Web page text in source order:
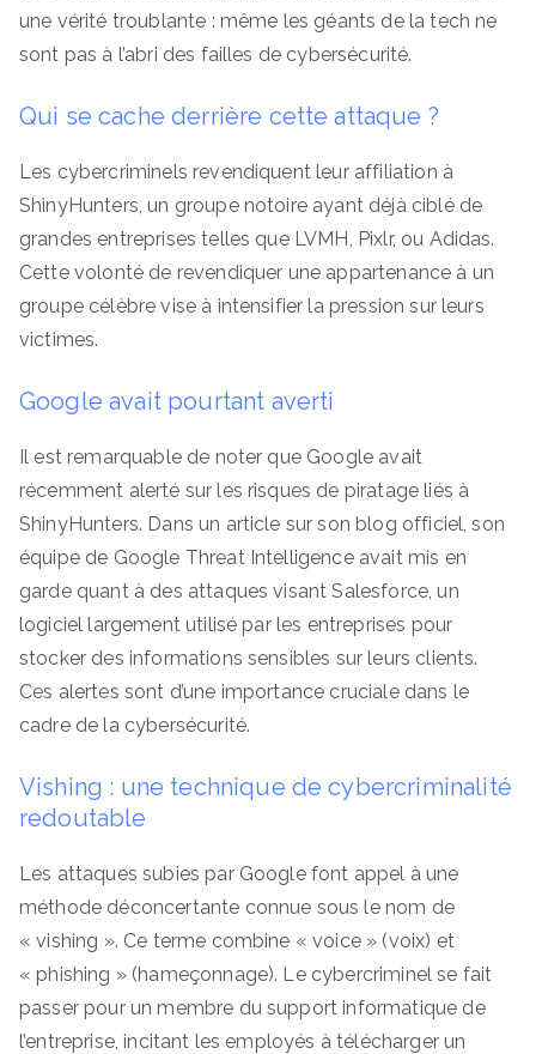
une vérité troublante : même les géants de la tech ne
sont pas à l’abri des failles de cybersécurité.
Qui se cache derrière cette attaque ?
Les cybercriminels revendiquent leur affiliation à
ShinyHunters, un groupe notoire ayant déjà ciblé de
grandes entreprises telles que LVMH, Pixlr, ou Adidas.
Cette volonté de revendiquer une appartenance à un
groupe célèbre vise à intensifier la pression sur leurs
victimes.
Google avait pourtant averti
Il est remarquable de noter que Google avait
récemment alerté sur les risques de piratage liés à
ShinyHunters. Dans un article sur son blog officiel, son
équipe de Google Threat Intelligence avait mis en
garde quant à des attaques visant Salesforce, un
logiciel largement utilisé par les entreprises pour
stocker des informations sensibles sur leurs clients.
Ces alertes sont d’une importance cruciale dans le
cadre de la cybersécurité.
Vishing : une technique de cybercriminalité
redoutable
Les attaques subies par Google font appel à une
méthode déconcertante connue sous le nom de
« vishing ». Ce terme combine « voice » (voix) et
« phishing » (hameçonnage). Le cybercriminel se fait
passer pour un membre du support informatique de
l’entreprise, incitant les employés à télécharger un